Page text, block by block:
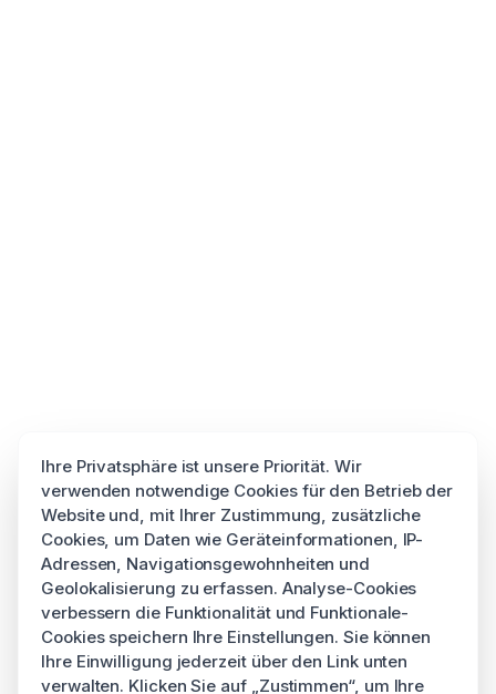
Ihre Privatsphäre ist unsere Priorität. Wir
verwenden notwendige Cookies für den Betrieb der
Website und, mit Ihrer Zustimmung, zusätzliche
Cookies, um Daten wie Geräteinformationen, IP-
Adressen, Navigationsgewohnheiten und
Geolokalisierung zu erfassen. Analyse-Cookies
verbessern die Funktionalität und Funktionale-
Cookies speichern Ihre Einstellungen. Sie können
Ihre Einwilligung jederzeit über den Link unten
verwalten. Klicken Sie auf „Zustimmen“, um Ihre